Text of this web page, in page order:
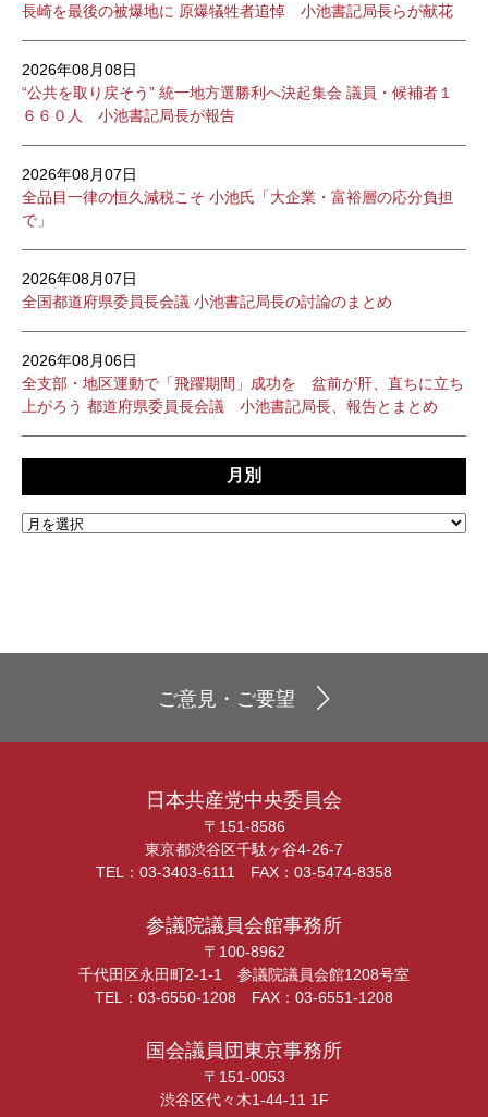
長崎を最後の被爆地に 原爆犠牲者追悼 小池書記局長らが献花
2026年08月08日
“公共を取り戻そう” 統一地方選勝利へ決起集会 議員・候補者１
６６０人 小池書記局長が報告
2026年08月07日
全品目一律の恒久減税こそ 小池氏「大企業・富裕層の応分負担
で」
2026年08月07日
全国都道府県委員長会議 小池書記局長の討論のまとめ
2026年08月06日
全支部・地区運動で「飛躍期間」成功を 盆前が肝、直ちに立ち
上がろう 都道府県委員長会議 小池書記局長、報告とまとめ
月別
ご意見・ご要望
日本共産党中央委員会
〒151-8586
東京都渋谷区千駄ヶ谷4-26-7
TEL：03-3403-6111 FAX：03-5474-8358
参議院議員会館事務所
〒100-8962
千代田区永田町2-1-1 参議院議員会館1208号室
TEL：03-6550-1208 FAX：03-6551-1208
国会議員団東京事務所
〒151-0053
渋谷区代々木1-44-11 1F